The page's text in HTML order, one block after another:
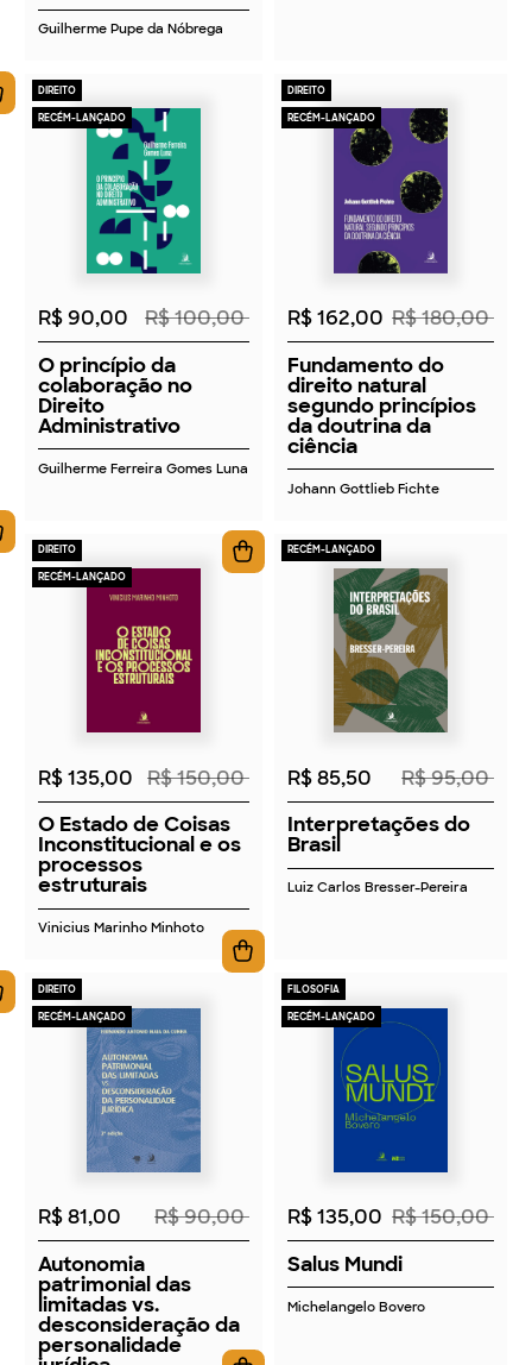
Guilherme Pupe da Nóbrega
DIREITO
RECÉM-LANÇADO
2026
R$ 90,00
R$ 100,00
O princípio da
colaboração no
Direito
Administrativo
Guilherme Ferreira Gomes Luna
DIREITO
RECÉM-LANÇADO
2026
R$ 162,00 R$ 180,00
Fundamento do
direito natural
segundo princípios
da doutrina da
ciência
Johann Gottlieb Fichte
DIREITO
RECÉM-LANÇADO
2026
R$ 135,00 R$ 150,00
O Estado de Coisas
Inconstitucional e os
processos
estruturais
Vinicius Marinho Minhoto
RECÉM-LANÇADO
2026
R$ 85,50
R$ 95,00
Interpretações do
Brasil
Luiz Carlos Bresser-Pereira
DIREITO
RECÉM-LANÇADO
2026
R$ 81,00
R$ 90,00
Autonomia
patrimonial das
limitadas vs.
desconsideração da
personalidade
FILOSOFIA
RECÉM-LANÇADO
2026
R$ 135,00 R$ 150,00
Salus Mundi
Michelangelo Bovero